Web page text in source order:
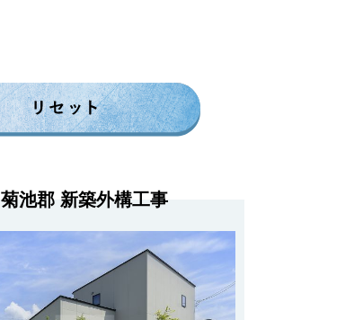
菊池郡 新築外構工事